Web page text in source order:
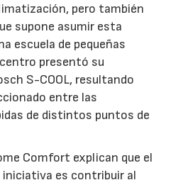
pero también
supone asumir esta
escuela de pequeñas
presentó su
S-COOL, resultando
entre las
de distintos puntos de
Comfort explican que el
es contribuir al